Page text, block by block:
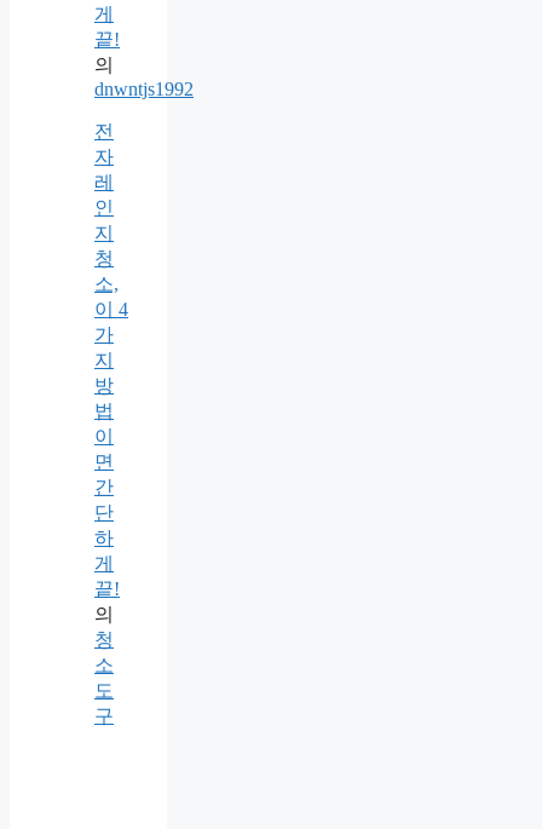
게
끝!
의
dnwntjs1992
전
자
레
인
지
청
소,
이 4
가
지
방
법
이
면
간
단
하
게
끝!
의
청
소
도
구